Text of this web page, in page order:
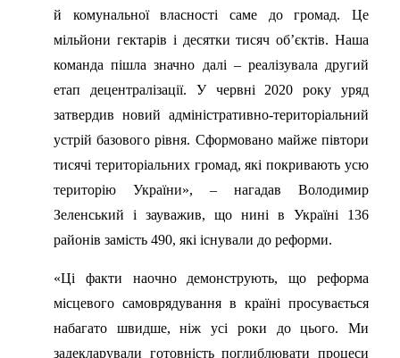
й комунальної власності саме до громад. Це
мільйони гектарів і десятки тисяч об’єктів. Наша
команда пішла значно далі – реалізувала другий
етап децентралізації. У червні 2020 року уряд
затвердив новий адміністративно-територіальний
устрій базового рівня. Сформовано майже півтори
тисячі територіальних громад, які покривають усю
територію України», – нагадав Володимир
Зеленський і зауважив, що нині в Україні 136
районів замість 490, які існували до реформи.
«Ці факти наочно демонструють, що реформа
місцевого самоврядування в країні просувається
набагато швидше, ніж усі роки до цього. Ми
задекларували готовність поглиблювати процеси